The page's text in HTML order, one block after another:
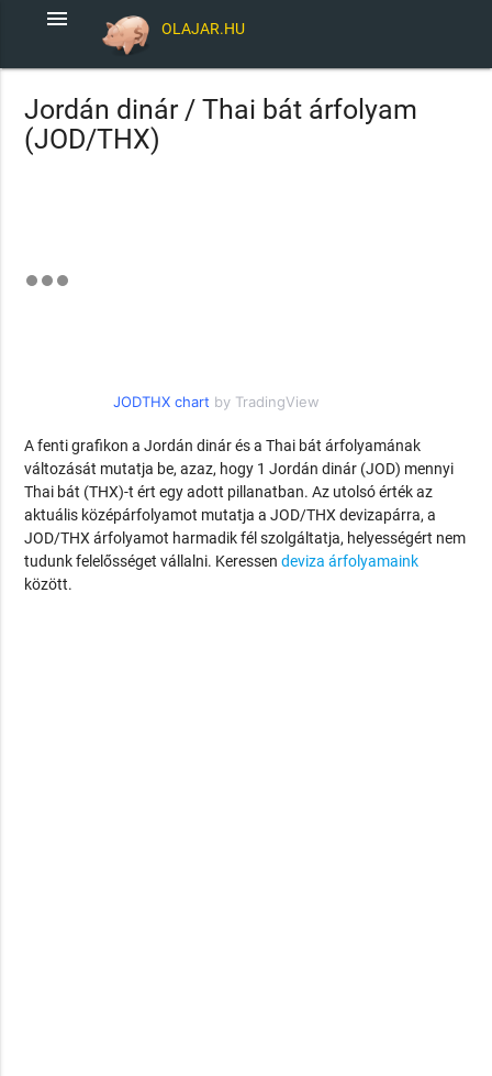
OLAJAR.HU
menu
Jordán dinár / Thai bát árfolyam
(JOD/THX)
JODTHX chart by TradingView
A fenti grafikon a Jordán dinár és a Thai bát árfolyamának
változását mutatja be, azaz, hogy 1 Jordán dinár (JOD) mennyi
Thai bát (THX)-t ért egy adott pillanatban. Az utolsó érték az
aktuális középárfolyamot mutatja a JOD/THX devizapárra, a
JOD/THX árfolyamot harmadik fél szolgáltatja, helyességért nem
tudunk felelősséget vállalni. Keressendeviza árfolyamaink
között.